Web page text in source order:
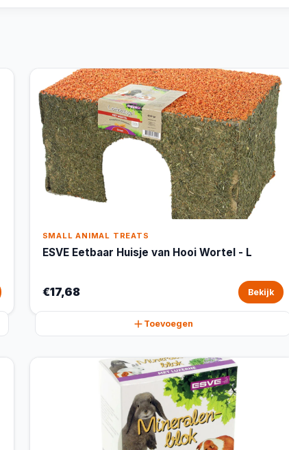
SMALL ANIMAL TREATS
ESVE Eetbaar Huisje van Hooi Wortel - L
€17,68 Bekijk
Toevoegen